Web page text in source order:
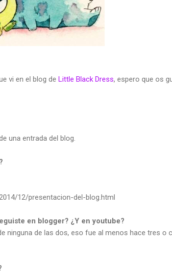
vi en el blog de Little Black Dress, espero que os
una entrada del blog.
12/presentacion-del-blog.html
en blogger? ¿Y en youtube?
ninguna de las dos, eso fue al menos hace tres o